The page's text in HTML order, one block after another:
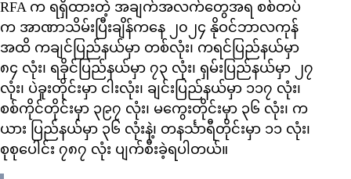
RFA က ရရှိထားတဲ့ အချက်အလက်တွေအရ စစ်တပ်
က အာဏာသိမ်းပြီးချိန်ကနေ ၂၀၂၄ နိုဝင်ဘာလကုန်
အထိ ကချင်ပြည်နယ်မှာ တစ်လုံး၊ ကရင်ပြည်နယ်မှာ
၈၄ လုံး၊ ရခိုင်ပြည်နယ်မှာ ၇၃ လုံး၊ ရှမ်းပြည်နယ်မှာ ၂၇
လုံး၊ ပဲခူးတိုင်းမှာ ငါးလုံး၊ ချင်းပြည်နယ်မှာ ၁၁၇ လုံး၊
စစ်ကိုင်တိုင်းမှာ ၃၉၇ လုံး၊ မကွေးတိုင်းမှာ ၃၆ လုံး၊ က
ယား ပြည်နယ်မှာ ၃၆ လုံးနဲ့၊ တနင်္သာရီတိုင်းမှာ ၁၁ လုံး၊
စုစုပေါင်း ၇၈၇ လုံး ပျက်စီးခဲ့ရပါတယ်။